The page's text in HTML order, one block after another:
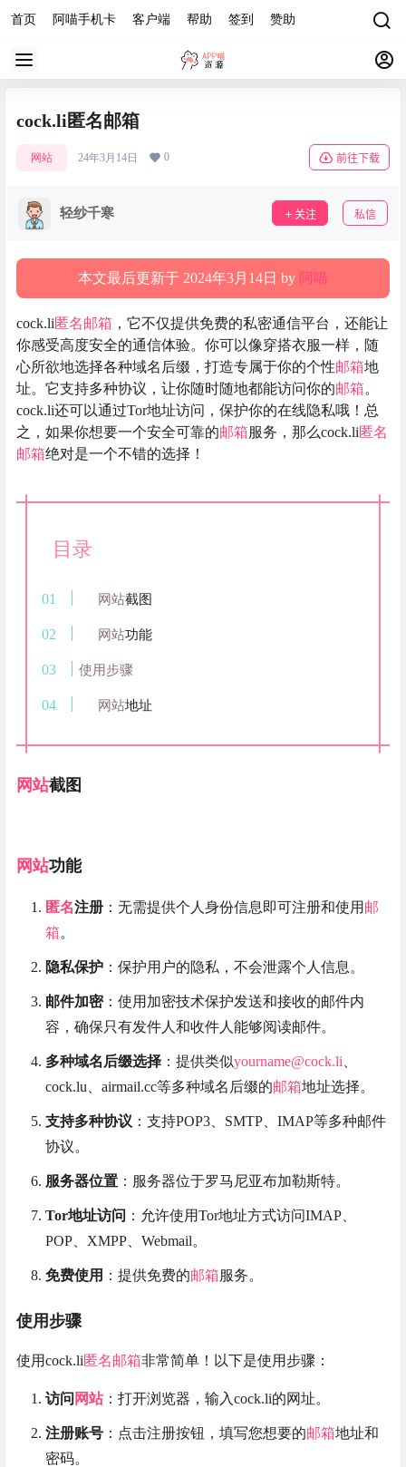
首页 阿喵手机卡 客户端 帮助 签到 赞助
cock.li匿名邮箱
网站 24年3月14日 0 前往下载
轻纱千寒 关注 私信
本文最后更新于 2024年3月14日 by 阿喵
cock.li匿名邮箱 ，它不仅提供免费的私密通信平台，还能让
你感受高度安全的通信体验。你可以像穿搭衣服一样，随
心所欲地选择各种域名后缀，打造专属于你的个性邮箱地
址。它支持多种协议，让你随时随地都能访问你的邮箱。
cock.li还可以通过Tor地址访问，保护你的在线隐私哦！总
之，如果你想要一个安全可靠的邮箱服务，那么cock.li匿名
邮箱绝对是一个不错的选择！
目录
网站截图
网站功能
使用步骤
网站地址
网站截图
网站功能
匿名注册 ：无需提供个人身份信息即可注册和使用 邮
箱。
隐私保护 ：保护用户的隐私，不会泄露个人信息。
邮件加密：使用加密技术保护发送和接收的邮件内
容，确保只有发件人和收件人能够阅读邮件。
多种域名后缀选择 ：提供类似yourname@cock.li
cock.lu、airmail.cc等多种域名后缀的邮箱地址选择。
支持多种协议 ：支持POP3、SMTP、IMAP等多种邮件
协议。
服务器位置 ：服务器位于罗马尼亚布加勒斯特。
Tor地址访问 ：允许使用Tor地址方式访问IMAP、
POP、XMPP、Webmail。
免费使用 ：提供免费的邮箱服务。
使用步骤
使用cock.li匿名邮箱非常简单！以下是使用步骤：
访问 网站：打开浏览器，输入cock.li的网址。
注册账号 ：点击注册按钮，填写您想要的邮箱地址和
密码。